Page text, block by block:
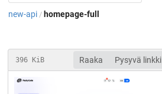
new-api / homepage-full
396 KiB Raaka Pysyvä linkki